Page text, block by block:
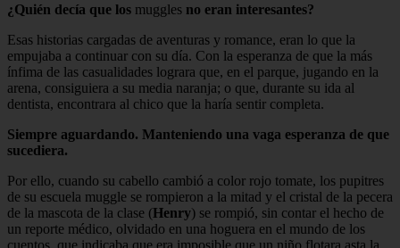
¿Quién decía que los muggles no eran interesantes?
Esas historias cargadas de aventuras y romance, eran lo que la
empujaba a continuar con su día. Con la esperanza de que la más
ínfima de las casualidades lograra que, en el parque, jugando en la
arena, consiguiera a su media naranja; o que, durante su ida al
dentista, encontrara al chico que la haría sentir completa.
Siempre aguardando. Manteniendo una vaga esperanza de que
sucediera.
Por ello, cuando su cabello cambió a color rojo tomate, los pupitres
de su escuela muggle se rompieron a la mitad y el cristal de la pecera
de la mascota de la clase (Henry) se rompió, sin contar el hecho de
un reporte médico, olvidado en una hoguera en el mundo de los
cuentos, que indicaba que era imposible que un niño flotara asta la